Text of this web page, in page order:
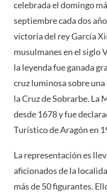
celebrada el domingo
septiembre cada dos
victoria del rey García
musulmanes en el siglo
la leyenda fue ganada
cruz luminosa sobre
la Cruz de Sobrarbe. La
desde 1678 y fue
Turístico de Aragón en
La representación es
aficionados de la
más de 50 figurantes.